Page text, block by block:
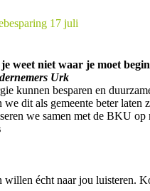
17 juli
weet niet waar je moet
Urk
kunnen besparen en
dit als gemeente beter
we samen met de BKU op
écht naar jou luisteren.